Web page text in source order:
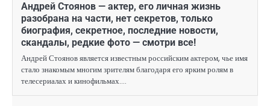
Андрей Стоянов — актер, его личная жизнь
разобрана на части, нет секретов, только
биография, секретное, последние новости,
скандалы, редкие фото — смотри все!
Андрей Стоянов является известным российским актером, чье имя
стало знакомым многим зрителям благодаря его ярким ролям в
телесериалах и кинофильмах.…